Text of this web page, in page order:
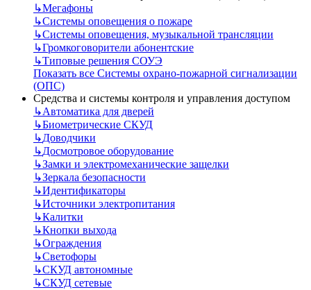
↳Мегафоны
↳Системы оповещения о пожаре
↳Системы оповещения, музыкальной трансляции
↳Громкоговорители абонентские
↳Типовые решения СОУЭ
Показать все Системы охрано-пожарной сигнализации
(ОПС)
Средства и системы контроля и управления доступом
↳Автоматика для дверей
↳Биометрические СКУД
↳Доводчики
↳Досмотровое оборудование
↳Замки и электромеханические защелки
↳Зеркала безопасности
↳Идентификаторы
↳Источники электропитания
↳Калитки
↳Кнопки выхода
↳Ограждения
↳Светофоры
↳СКУД автономные
↳СКУД сетевые